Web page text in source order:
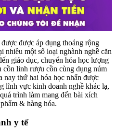
được áp dụng thoáng rộng
nhiều một số loại nghành nghề căn
giáo dục, chuyển hóa học lượng
linh rượu cồn cùng dụng núm
nay thứ hai hóa học nhấn được
lĩnh vực kinh doanh nghề khác lạ,
trình làm mang đến bài xích
& hàng hóa.
y tế